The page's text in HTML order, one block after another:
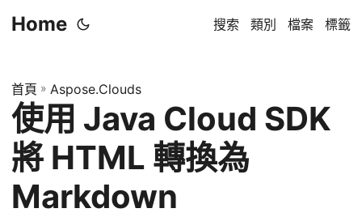
Home 搜索 類別 檔案 標籤
首頁 » Aspose.Clouds
使用 Java Cloud SDK
將 HTML 轉換為
Markdown